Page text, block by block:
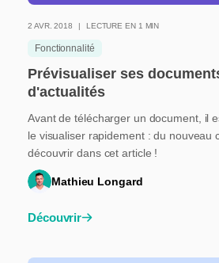
2 AVR. 2018 LECTURE EN 1 MIN
Fonctionnalité
Prévisualiser ses
d'actualités
Avant de télécharger un document, il
le visualiser rapidement : du nouveau
découvrir dans cet article !
Mathieu Longard
Découvrir